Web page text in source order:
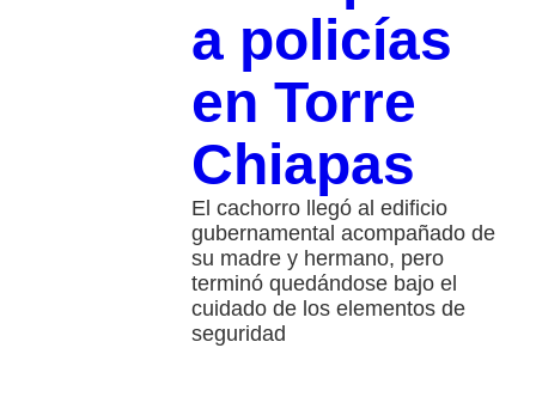
a policías
en Torre
Chiapas
El cachorro llegó al edificio
gubernamental acompañado de
su madre y hermano, pero
terminó quedándose bajo el
cuidado de los elementos de
seguridad